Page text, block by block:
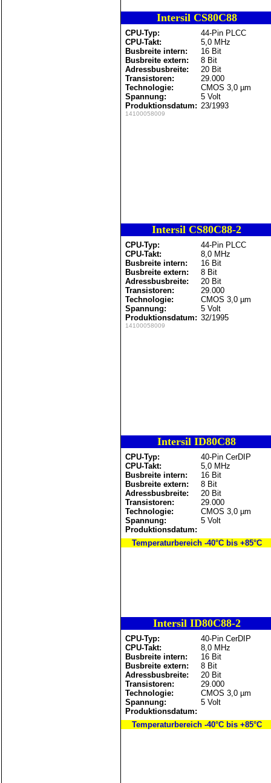
Intersil CS80C88
CPU-Typ:
CPU-Takt:
Busbreite intern:
Busbreite extern:
Adressbusbreite:
Transistoren:
Technologie:
Spannung:
Produktionsdatum:
44-Pin PLCC
5,0 MHz
16 Bit
8 Bit
20 Bit
29.000
CMOS 3,0 µm
5 Volt
23/1993
14100058009
Intersil CS80C88-2
CPU-Typ:
CPU-Takt:
Busbreite intern:
Busbreite extern:
Adressbusbreite:
Transistoren:
Technologie:
Spannung:
Produktionsdatum:
44-Pin PLCC
8,0 MHz
16 Bit
8 Bit
20 Bit
29.000
CMOS 3,0 µm
5 Volt
32/1995
14100058009
Intersil ID80C88
CPU-Typ:
CPU-Takt:
Busbreite intern:
Busbreite extern:
Adressbusbreite:
Transistoren:
Technologie:
Spannung:
Produktionsdatum:
40-Pin CerDIP
5,0 MHz
16 Bit
8 Bit
20 Bit
29.000
CMOS 3,0 µm
5 Volt
Temperaturbereich -40°C bis +85°C
Intersil ID80C88-2
CPU-Typ:
CPU-Takt:
Busbreite intern:
Busbreite extern:
Adressbusbreite:
Transistoren:
Technologie:
Spannung:
Produktionsdatum:
40-Pin CerDIP
8,0 MHz
16 Bit
8 Bit
20 Bit
29.000
CMOS 3,0 µm
5 Volt
Temperaturbereich -40°C bis +85°C